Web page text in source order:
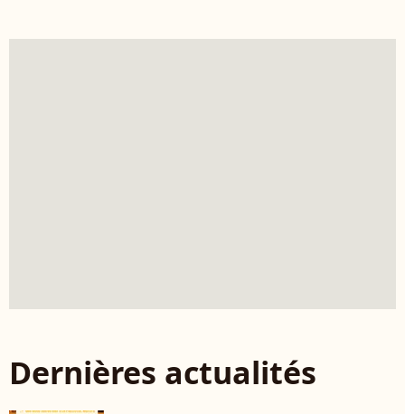
Dernières actualités